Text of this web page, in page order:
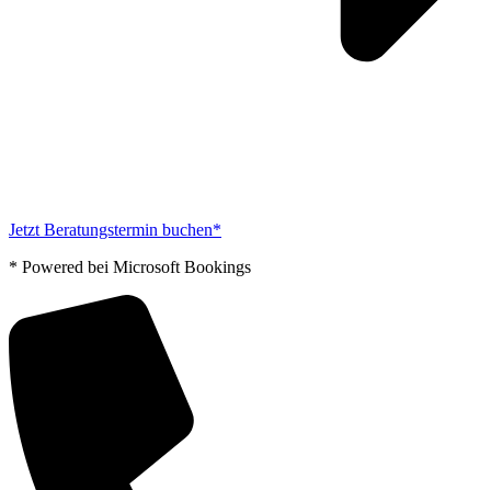
Jetzt Beratungstermin buchen*
* Powered bei Microsoft Bookings